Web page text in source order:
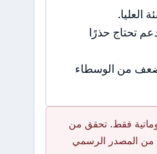
حذرًا
من الوسطاء
فقط. تحقق من
المصدر الرسمي